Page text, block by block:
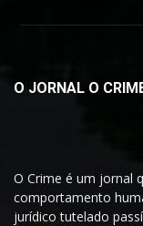
O JORNAL O
O Crime é um jornal
comportamento
jurídico tutelado